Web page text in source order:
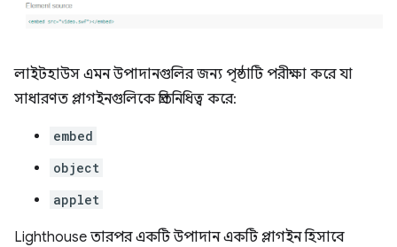
লাইটহাউস এমন উপাদানগুলির জন্য পৃষ্ঠাটি পরীক্ষা করে যা
সাধারণত প্লাগইনগুলিকে প্রতিনিধিত্ব করে:
embed
object
applet
Lighthouse তারপর একটি উপাদান একটি প্লাগইন হিসাবে